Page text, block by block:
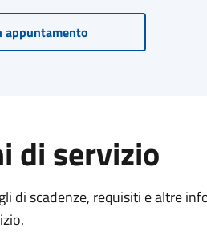
appuntamento
di servizio
di scadenze, requisiti e altre